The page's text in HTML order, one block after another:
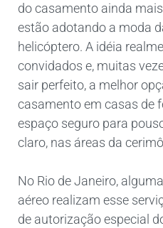
do casamento ainda
estão adotando a moda
helicóptero. A idéia
convidados e, muitas
sair perfeito, a melhor
casamento em casas de
espaço seguro para
claro, nas áreas da
No Rio de Janeiro,
aéreo realizam esse
de autorização especial